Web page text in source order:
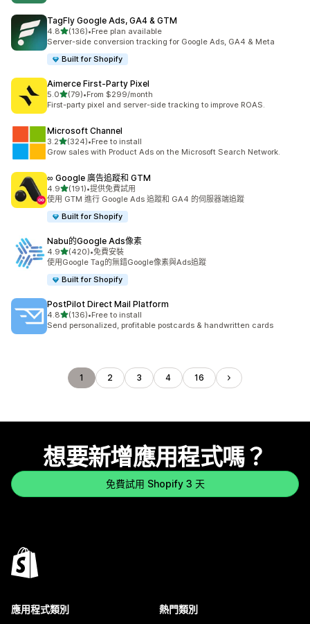
TagFly Google Ads, GA4 & GTM
4.8滿分 5 顆星
(136)
共有 136 則評價
•Free plan available
Server-side conversion tracking for Google Ads, GA4 & Meta
Built for Shopify
Aimerce First‑Party Pixel
5.0滿分 5 顆星
(79)
共有 79 則評價
•From $299/month
First-party pixel and server-side tracking to improve ROAS.
Microsoft Channel
3.2滿分 5 顆星
(324)
共有 324 則評價
•Free to install
Grow sales with Product Ads on the Microsoft Search Network.
∞ Google 廣告追蹤和 GTM
4.9滿分 5 顆星
(191)
共有 191 則評價
•提供免費試用
使用 GTM 進行 Google Ads 追蹤和 GA4 的伺服器端追蹤
Built for Shopify
Nabu的Google Ads像素
4.9滿分 5 顆星
(420)
共有 420 則評價
•免費安裝
使用Google Tag的無錯Google像素與Ads追蹤
Built for Shopify
PostPilot Direct Mail Platform
4.8滿分 5 顆星
(136)
共有 136 則評價
•Free to install
Send personalized, profitable postcards & handwritten cards
1 2 3 4 16
想要新增應用程式嗎？
免費試用 Shopify 3 天
應用程式類別 熱門類別